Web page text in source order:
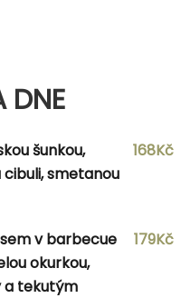
DNE
šunkou,
smetanou
168Kč
v barbecue
okurkou,
a tekutým
179Kč